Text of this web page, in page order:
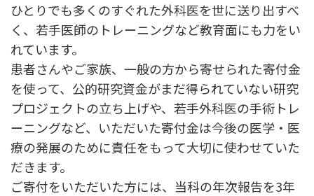
ひとりでも多くのすぐれた外科医を世に送り出すべ
く、若手医師のトレーニングなど教育面にも力をい
れています。
患者さんやご家族、一般の方から寄せられた寄付金
を使って、公的研究資金がまだ得られていない研究
プロジェクトの立ち上げや、若手外科医の手術トレ
ーニングなど、いただいた寄付金は今後の医学・医
療の発展のために責任をもって大切に使わせていた
だきます。
ご寄付をいただいた方には、当科の年次報告を3年